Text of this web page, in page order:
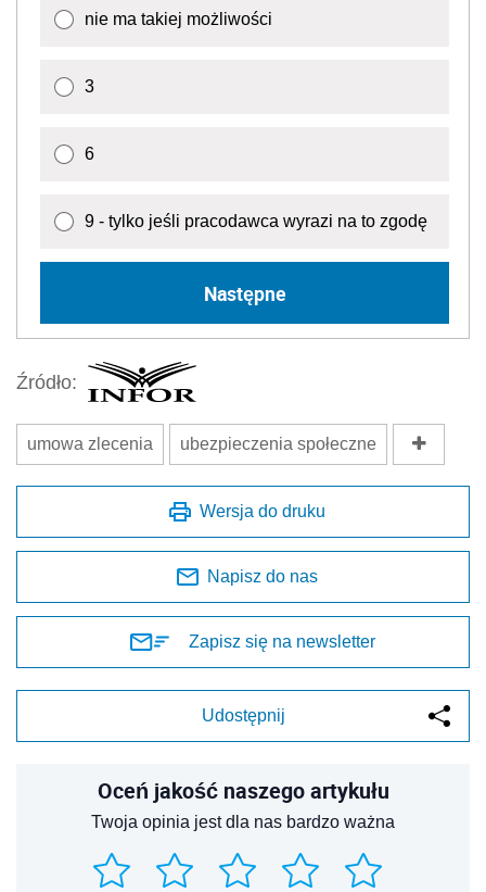
nie ma takiej możliwości
3
6
9 - tylko jeśli pracodawca wyrazi na to zgodę
Następne
Źródło:
umowa zlecenia ubezpieczenia społeczne
Wersja do druku
Napisz do nas
Zapisz się na newsletter
Udostępnij
Oceń jakość naszego artykułu
Twoja opinia jest dla nas bardzo ważna